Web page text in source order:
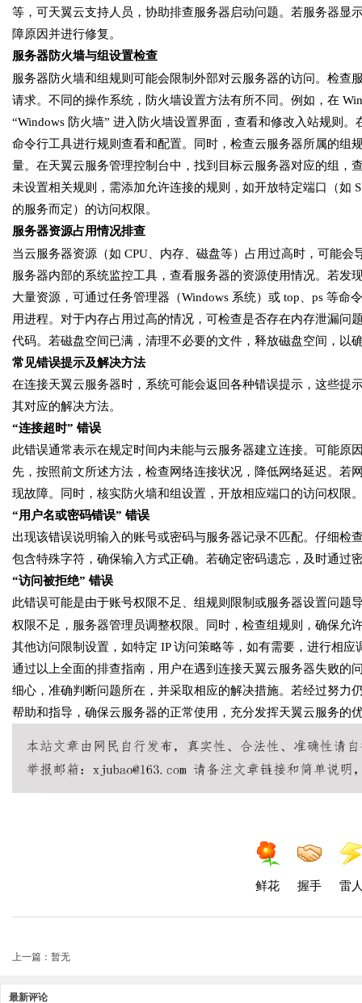
等，可天翼云支持人员，协助排查服务器启动问题。若服务器显
障原因并进行修复。
服务器防火墙与组设置检查
服务器防火墙和组规则可能会限制外部对云服务器的访问。检查
请求。不同的操作系统，防火墙设置方法有所不同。例如，在
“Windows 防火墙” 进入防火墙设置界面，查看和修改入站规则
命令行工具进行规则查看和配置。同时，检查云服务器所属的组
量。在天翼云服务管理控制台中，找到目标云服务器对应的组，
未设置相关规则，需添加允许连接的规则，如开放特定端口（如
的服务而定）的访问权限。
服务器资源占用情况排查
当云服务器资源（如 CPU、内存、磁盘等）占用过高时，可能
服务器内部的系统监控工具，查看服务器的资源使用情况。若发
大量资源，可通过任务管理器（Windows 系统）或 top、ps 等
用进程。对于内存占用过高的情况，可检查是否存在内存泄漏
代码。若磁盘空间已满，清理不必要的文件，释放磁盘空间，以
常见错误提示及解决方法
在连接天翼云服务器时，系统可能会返回各种错误提示，这些提
其对应的解决方法。
“连接超时” 错误
此错误通常表示在规定时间内未能与云服务器建立连接。可能原
先，按照前文所述方法，检查网络连接状况，降低网络延迟。
现故障。同时，核实防火墙和组设置，开放相应端口的访问权限
“用户名或密码错误” 错误
出现该错误说明输入的账号或密码与服务器记录不匹配。仔细
包含特殊字符，确保输入方式正确。若确定密码遗忘，及时通过
“访问被拒绝” 错误
此错误可能是由于账号权限不足、组规则限制或服务器设置问题
权限不足，服务器管理员调整权限。同时，检查组规则，确保允
其他访问限制设置，如特定 IP 访问策略等，如有需要，进行相应
通过以上全面的排查指南，用户在遇到连接天翼云服务器失败的
细心，准确判断问题所在，并采取相应的解决措施。若经过努力
帮助和指导，确保云服务器的正常使用，充分发挥天翼云服务的
鲜花 握手 雷
上一篇：暂无
最新评论